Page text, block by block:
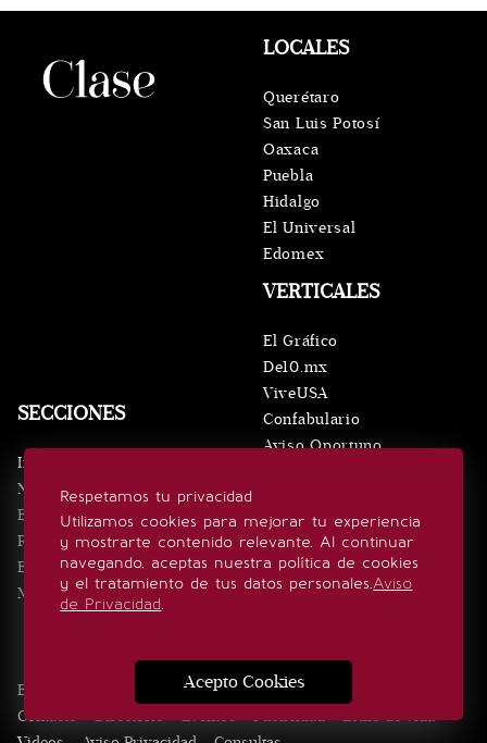
Respetamos tu privacidad
Utilizamos cookies para mejorar tu experiencia
y mostrarte contenido relevante. Al continuar
navegando, aceptas nuestra política de cookies
y el tratamiento de tus datos personales.Aviso
de Privacidad.
Acepto Cookies
SECCIONES
Inicio
Noticias
Eventos
Realeza
Estilo de vida
Minuto x Minuto
VERTICALES
El Gráfico
De10.mx
ViveUSA
Confabulario
Aviso Oportuno
LOCALES
Querétaro
San Luis Potosí
Oaxaca
Puebla
Hidalgo
El Universal
Edomex
SÍGUENOS
Edición Impresa Noticias Quiénes somos
Contacto
Directorio Eventos Publicidad
Estilo de vida